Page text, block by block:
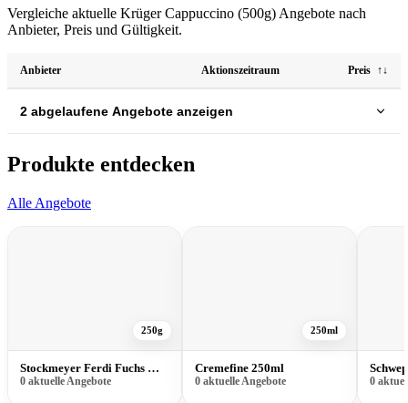
Vergleiche aktuelle Krüger Cappuccino (500g) Angebote nach
Anbieter, Preis und Gültigkeit.
Anbieter Aktionszeitraum Preis ↑↓
2 abgelaufene Angebote anzeigen
Produkte entdecken
Alle Angebote
250g
Stockmeyer Ferdi Fuchs Mini Würstchen 250g
0 aktuelle Angebote
250ml
Cremefine 250ml
0 aktuelle Angebote 0